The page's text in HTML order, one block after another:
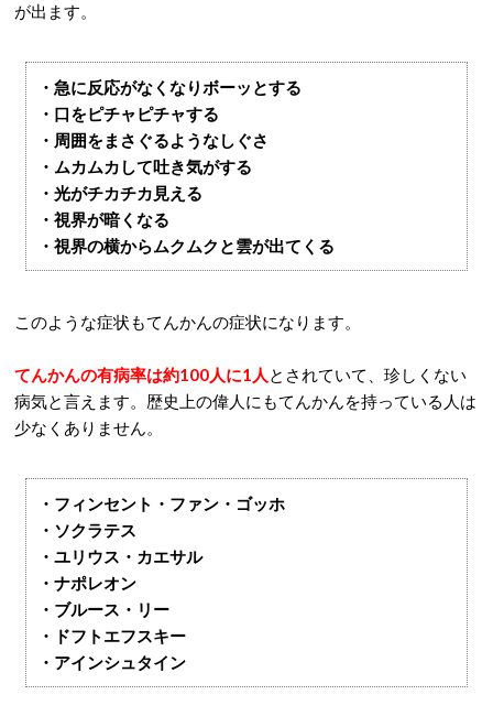
が出ます。
・急に反応がなくなりボーッとする
・口をピチャピチャする
・周囲をまさぐるようなしぐさ
・ムカムカして吐き気がする
・光がチカチカ見える
・視界が暗くなる
・視界の横からムクムクと雲が出てくる
このような症状もてんかんの症状になります。
てんかんの有病率は約100人に1人 とされていて、珍しくない
病気と言えます。歴史上の偉人にもてんかんを持っている人は
少なくありません。
・フィンセント・ファン・ゴッホ
・ソクラテス
・ユリウス・カエサル
・ナポレオン
・ブルース・リー
・ドフトエフスキー
・アインシュタイン